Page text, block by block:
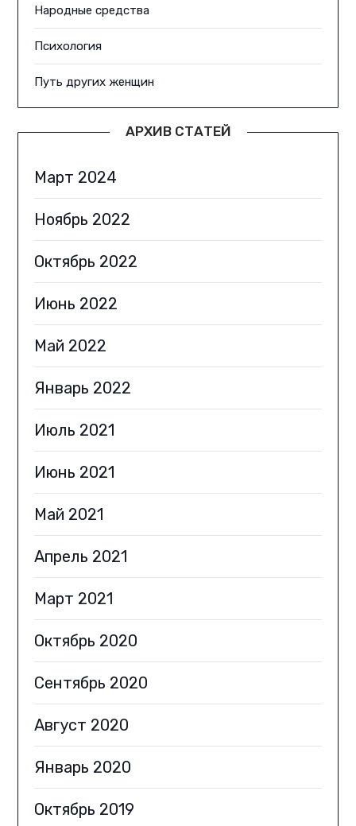
Народные средства
Психология
Путь других женщин
АРХИВ СТАТЕЙ
Март 2024
Ноябрь 2022
Октябрь 2022
Июнь 2022
Май 2022
Январь 2022
Июль 2021
Июнь 2021
Май 2021
Апрель 2021
Март 2021
Октябрь 2020
Сентябрь 2020
Август 2020
Январь 2020
Октябрь 2019